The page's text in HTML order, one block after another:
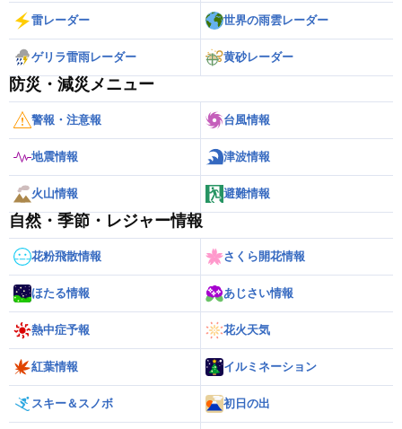
雷レーダー 世界の雨雲レーダー
ゲリラ雷雨レーダー 黄砂レーダー
防災・減災メニュー
警報・注意報 台風情報
地震情報 津波情報
火山情報 避難情報
自然・季節・レジャー情報
花粉飛散情報 さくら開花情報
ほたる情報 あじさい情報
熱中症予報 花火天気
紅葉情報 イルミネーション
スキー＆スノボ 初日の出